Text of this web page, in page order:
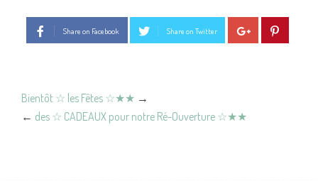
Share on Facebook Share on Twitter
Bientôt ☆ les Fêtes ☆★★ →
← des ☆ CADEAUX pour notre Ré-Ouverture ☆★★